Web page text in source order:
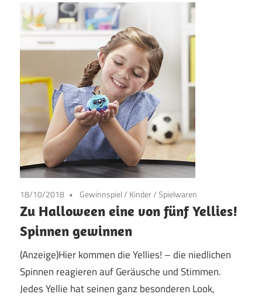
18/10/2018 Gewinnspiel/ Kinder / Spielwaren
Zu Halloween eine von fünf Yellies!
Spinnen gewinnen
(Anzeige)Hier kommen die Yellies! – die niedlichen
Spinnen reagieren auf Geräusche und Stimmen.
Jedes Yellie hat seinen ganz besonderen Look,